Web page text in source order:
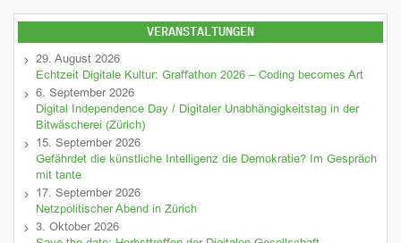
VERANSTALTUNGEN
29. August 2026
Echtzeit Digitale Kultur: Graffathon 2026 – Coding becomes Art
6. September 2026
Digital Independence Day / Digitaler Unabhängigkeitstag in der
Bitwäscherei (Zürich)
15. September 2026
Gefährdet die künstliche Intelligenz die Demokratie? Im Gespräch
mit tante
17. September 2026
Netzpolitischer Abend in Zürich
3. Oktober 2026